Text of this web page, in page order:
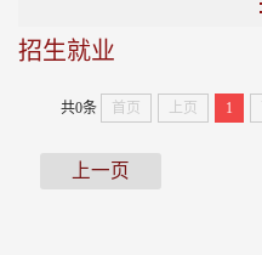
招生就业
共0条 首页 上页 1
上一页